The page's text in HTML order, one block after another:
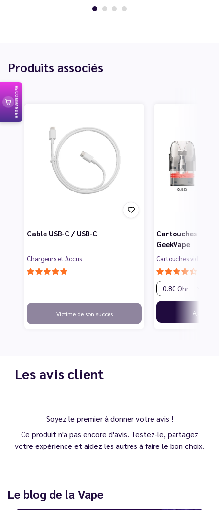
Produits associés
Cable USB-C / USB-C
Chargeurs et Accus
Victime de son succès
Cartouches Q
GeekVape
Cartouches vides
Ajouter
Les avis client
Soyez le premier à donner votre avis !
Ce produit n'a pas encore d'avis. Testez-le, partagez
votre expérience et aidez les autres à faire le bon choix.
Le blog de la Vape
RECOMMANDER